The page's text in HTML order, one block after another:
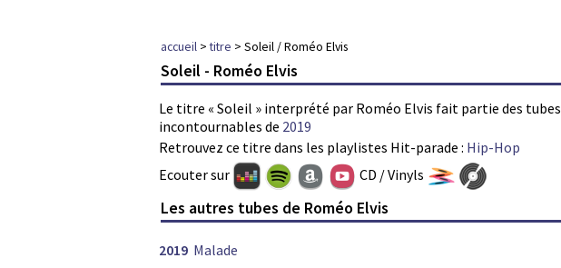
accueil >titre > Soleil / Roméo Elvis
Soleil - Roméo Elvis
Le titre « Soleil » interprété par Roméo Elvis fait partie des tubes
incontournables de 2019
Retrouvez ce titre dans les playlistes Hit-parade : Hip-Hop
Ecouter sur CD / Vinyls
Les autres tubes de Roméo Elvis
2019 Malade